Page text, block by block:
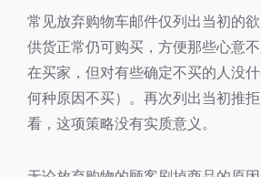
常见放弃购物车邮件仅列出当初的
供货正常仍可购买，方便那些心意
在买家，但对有些确定不买的人没
何种原因不买）。再次列出当初推
看，这项策略没有实质意义。